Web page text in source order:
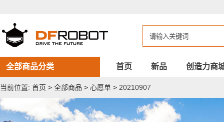
全部商品分类 首页 新品 创造力商
当前位置: 首页 > 全部商品 > 心愿单 > 20210907